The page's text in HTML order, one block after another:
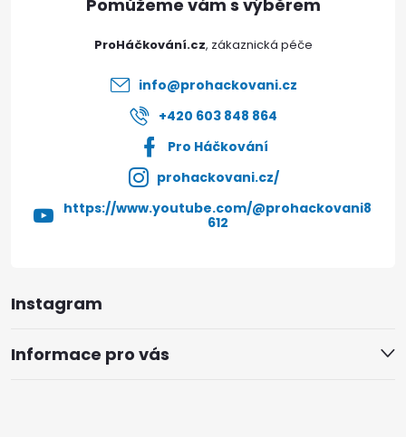
Instagram
Informace pro vás
ProHáčkování.cz
info@prohackovani.cz
+420 603 848 864
Pro Háčkování
prohackovani.cz/
https://www.youtube.com/@prohackovani8
612